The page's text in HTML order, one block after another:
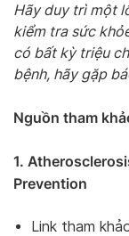
Hãy duy trì một
kiểm tra sức
có bất kỳ triệu
bệnh, hãy gặp
Nguồn tham
1.
Prevention
Link tham